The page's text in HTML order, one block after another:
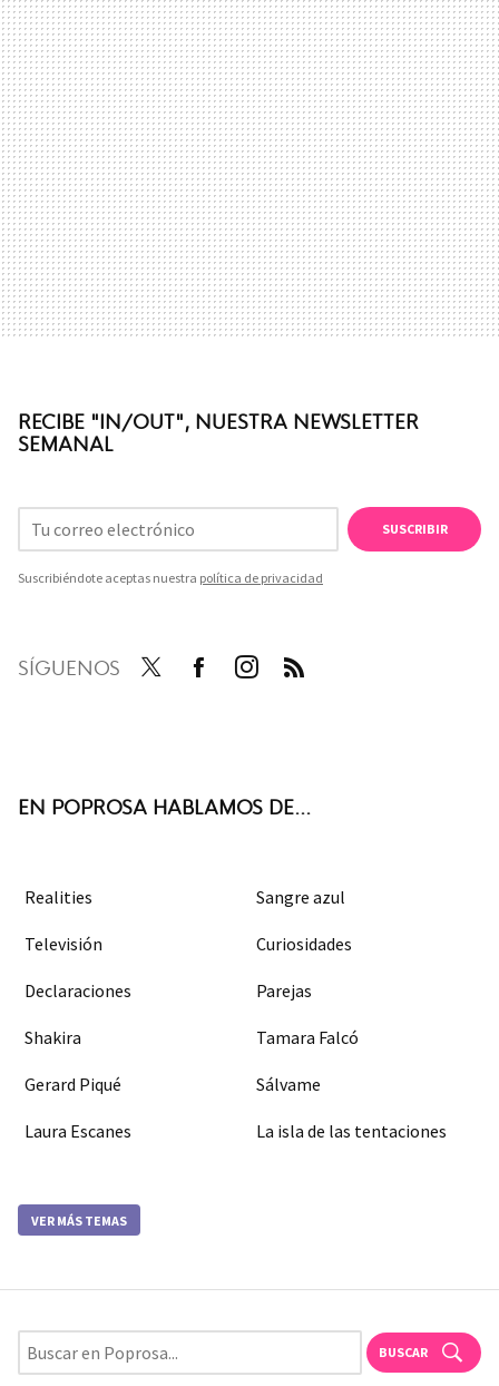
RECIBE "IN/OUT", NUESTRA NEWSLETTER
SEMANAL
SUSCRIBIR
Suscribiéndote aceptas nuestra política de privacidad
SÍGUENOS
EN POPROSA HABLAMOS DE...
Realities Sangre azul
Televisión Curiosidades
Declaraciones Parejas
Shakira Tamara Falcó
Gerard Piqué Sálvame
Laura Escanes La isla de las tentaciones
VER MÁS TEMAS
BUSCAR